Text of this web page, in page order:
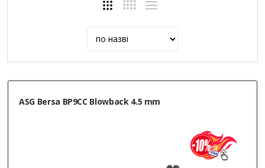
ASG Bersa BP9CC Blowback 4.5 mm